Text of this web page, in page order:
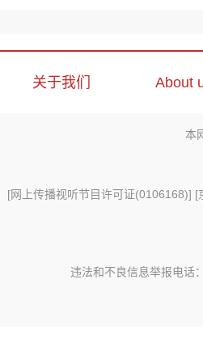
关于我们 About
本
[网上传播视听节目许可证(0106168)] [
违法和不良信息举报电话